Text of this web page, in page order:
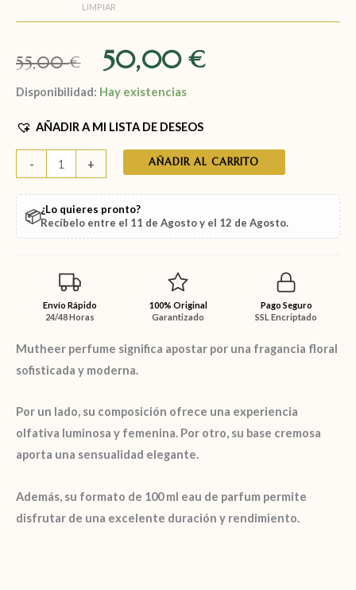
LIMPIAR
55,00€ 50,00€
Disponibilidad: Hay existencias
AÑADIR A MI LISTA DE DESEOS
- + AÑADIR AL CARRITO
📦¿Lo quieres pronto?
Recíbelo entre el 11 de Agostoy el 12 de Agosto.
Envío Rápido
24/48 Horas
100% Original
Garantizado
Pago Seguro
SSL Encriptado
Mutheer perfume significa apostar por una fragancia floral
sofisticada y moderna.
Por un lado, su composición ofrece una experiencia
olfativa luminosa y femenina. Por otro, su base cremosa
aporta una sensualidad elegante.
Además, su formato de 100 ml eau de parfum permite
disfrutar de una excelente duración y rendimiento.